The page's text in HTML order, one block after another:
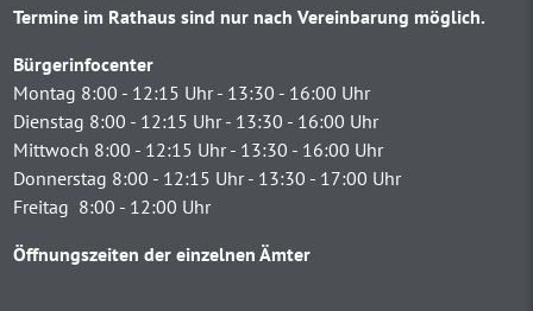
Termine im Rathaus sind nur nach Vereinbarung möglich.
Bürgerinfocenter
Montag 8:00 - 12:15 Uhr - 13:30 - 16:00 Uhr
Dienstag 8:00 - 12:15 Uhr - 13:30 - 16:00 Uhr
Mittwoch 8:00 - 12:15 Uhr - 13:30 - 16:00 Uhr
Donnerstag 8:00 - 12:15 Uhr - 13:30 - 17:00 Uhr
Freitag 8:00 - 12:00 Uhr
Öffnungszeiten der einzelnen Ämter